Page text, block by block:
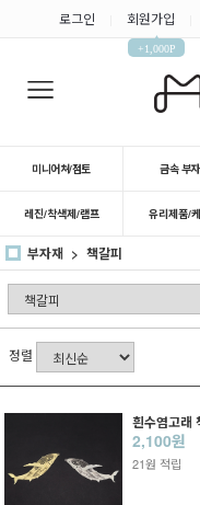
로그인 회원가입
▲
+1,000P
미니어쳐/점토 금속 부
레진/착색제/램프 유리제품/
부자재 책갈피
정렬
흰수염고래
2,100원
21원 적립